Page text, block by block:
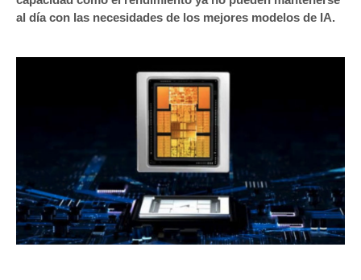
al día con las necesidades de los mejores modelos de IA.